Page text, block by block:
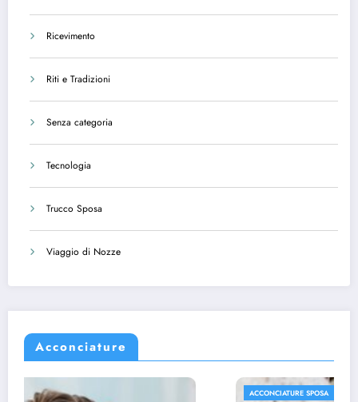
Ricevimento
Riti e Tradizioni
Senza categoria
Tecnologia
Trucco Sposa
Viaggio di Nozze
Acconciature
ACCONCIATURE SPOSA